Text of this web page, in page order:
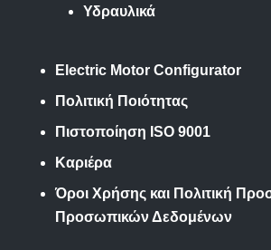
Υδραυλικά
Electric Motor Configurator
Πολιτική Ποιότητας
Πιστοποίηση ISO 9001
Καριέρα
Όροι Χρήσης και Πολιτική
Προσωπικών Δεδομένων